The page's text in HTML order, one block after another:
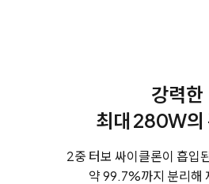
강력한
최대 280W의
2중 터보 싸이클론이 흡입
약 99.7%까지 분리해